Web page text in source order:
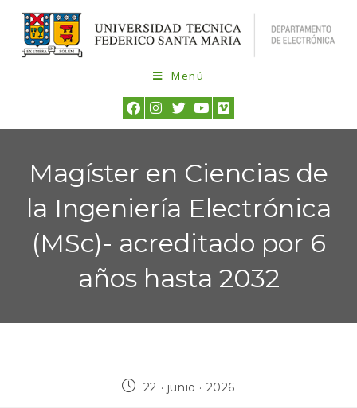
Menú
Magíster en Ciencias de
la Ingeniería Electrónica
(MSc)- acreditado por 6
años hasta 2032
22 · junio · 2026